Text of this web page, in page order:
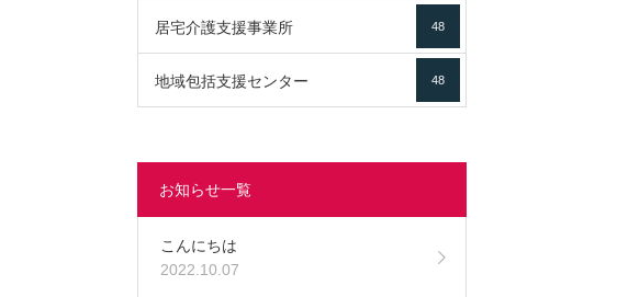
居宅介護支援事業所 48
地域包括支援センター 48
お知らせ一覧
こんにちは
2022.10.07